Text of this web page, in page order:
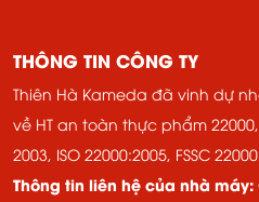
THÔNG TIN CÔNG TY
Thiên Hà Kameda đã vinh dự
về HT an toàn thực phẩm
2003, ISO 22000:2005, FSSC 22000.
Thông tin liên hệ của nhà máy: